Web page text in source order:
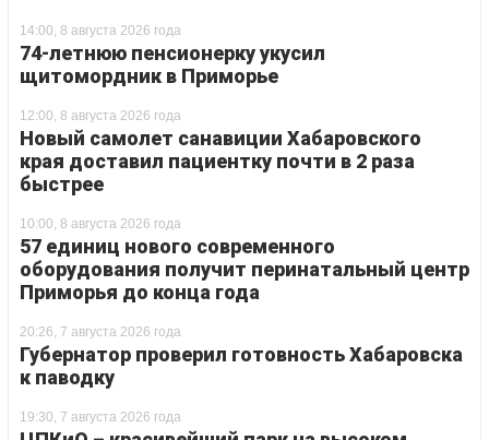
14:00, 8 августа 2026 года
74-летнюю пенсионерку укусил
щитомордник в Приморье
12:00, 8 августа 2026 года
Новый самолет санавиции Хабаровского
края доставил пациентку почти в 2 раза
быстрее
10:00, 8 августа 2026 года
57 единиц нового современного
оборудования получит перинатальный центр
Приморья до конца года
20:26, 7 августа 2026 года
Губернатор проверил готовность Хабаровска
к паводку
19:30, 7 августа 2026 года